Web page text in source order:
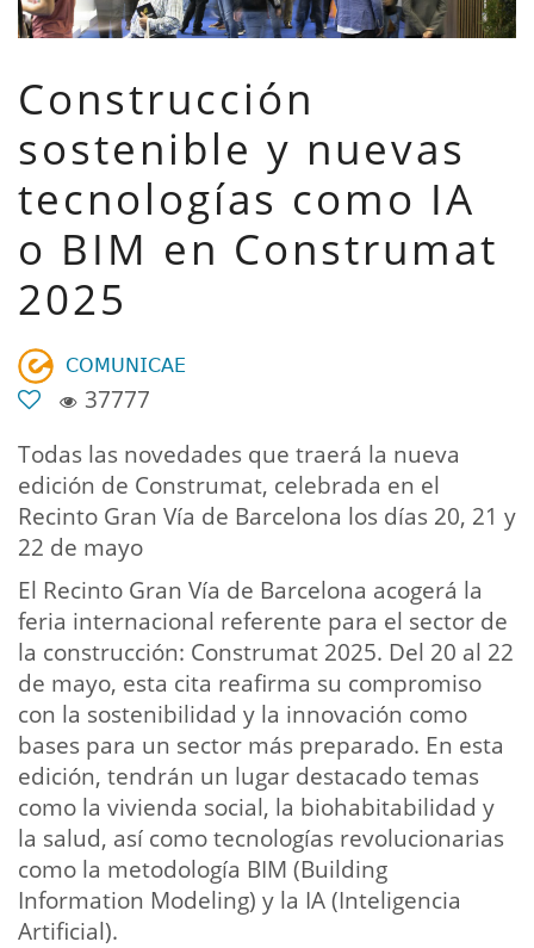
Construcción
sostenible y nuevas
tecnologías como IA
o BIM en Construmat
2025
𝖢𝖮𝖬𝖴𝖭𝖨𝖢𝖠𝖤
37777
Todas las novedades que traerá la nueva
edición de Construmat, celebrada en el
Recinto Gran Vía de Barcelona los días 20, 21 y
22 de mayo
El Recinto Gran Vía de Barcelona acogerá la
feria internacional referente para el sector de
la construcción: Construmat 2025. Del 20 al 22
de mayo, esta cita reafirma su compromiso
con la sostenibilidad y la innovación como
bases para un sector más preparado. En esta
edición, tendrán un lugar destacado temas
como la vivienda social, la biohabitabilidad y
la salud, así como tecnologías revolucionarias
como la metodología BIM (Building
Information Modeling) y la IA (Inteligencia
Artificial).